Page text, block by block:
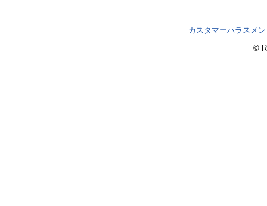
カスタマーハラスメ
©